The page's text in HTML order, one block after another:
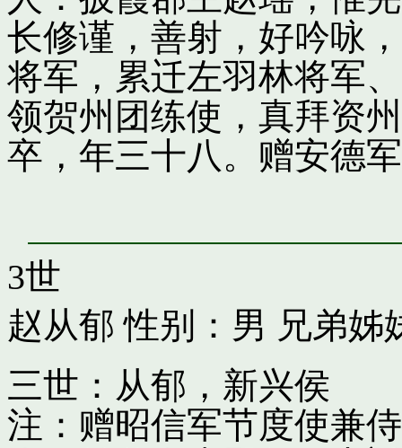
长修谨，善射，好吟咏
将军，累迁左羽林将军
领贺州团练使，真拜资
卒，年三十八。赠安德
3世
赵从郁 性别：男 兄弟姊
三世：从郁，新兴侯
注：赠昭信军节度使兼